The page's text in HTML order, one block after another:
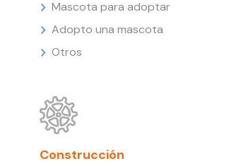
Mascota para adoptar
Adopto una mascota
Otros
Construcción